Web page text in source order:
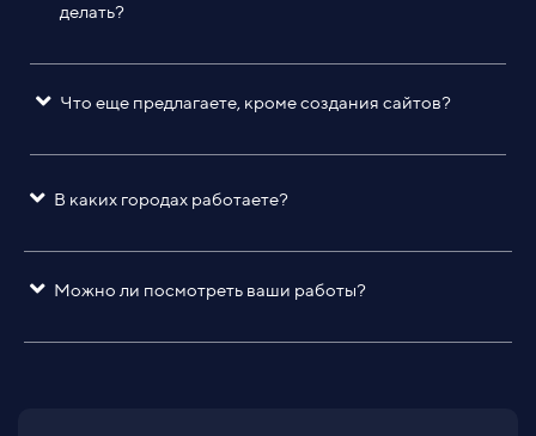
делать?
Что еще предлагаете, кроме создания сайтов?
В каких городах работаете?
Можно ли посмотреть ваши работы?